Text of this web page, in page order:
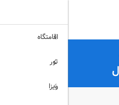
اقامتگاه
تور
ویزا